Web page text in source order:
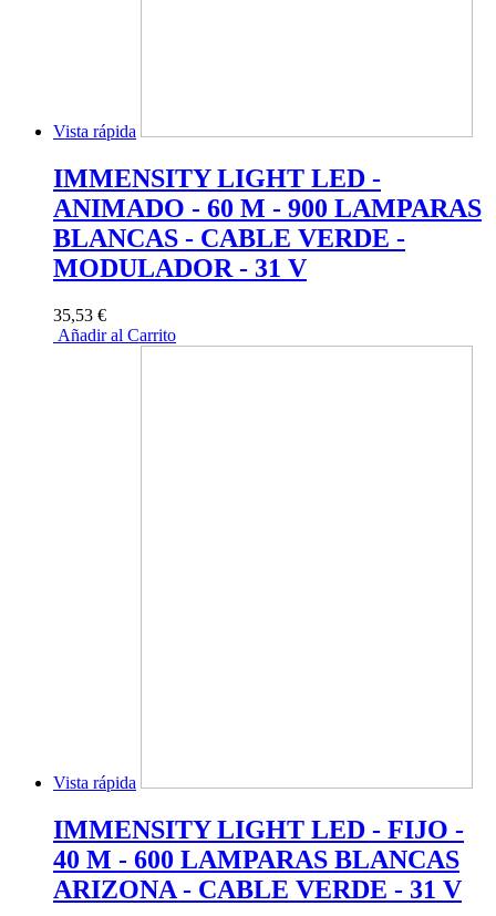
Vista rápida
IMMENSITY LIGHT LED -
ANIMADO - 60 M - 900 LAMPARAS
BLANCAS - CABLE VERDE -
MODULADOR - 31 V
35,53 €
Añadir al Carrito
Vista rápida
IMMENSITY LIGHT LED - FIJO -
40 M - 600 LAMPARAS BLANCAS
ARIZONA - CABLE VERDE - 31 V